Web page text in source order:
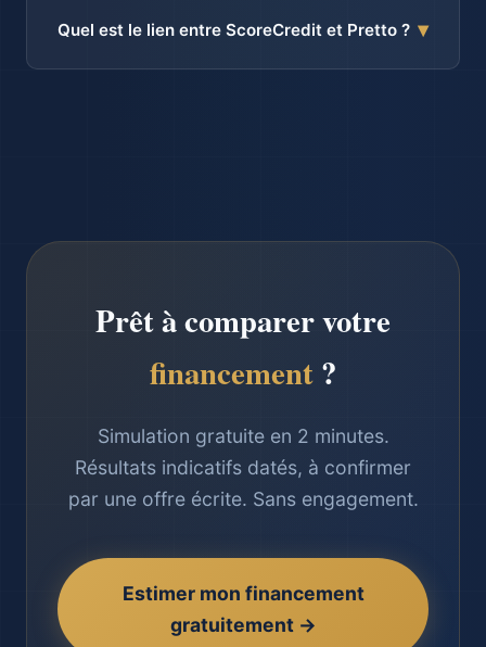
selon la définition CAFPI publiée dans le baromètre. Votre
résultat peut être différent ; seule une offre écrite confirme
Quel est le lien entre ScoreCredit et Pretto ? ▾
Prêt à comparer votre
financement?
Simulation gratuite en 2 minutes.
Résultats indicatifs datés, à confirmer
par une offre écrite. Sans engagement.
Estimer mon financement
gratuitement →